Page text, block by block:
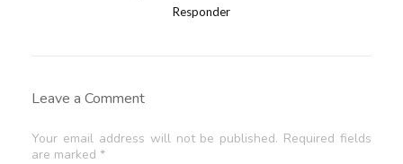
Responder
Leave a Comment
Your email address will not be published. Required fields
are marked *